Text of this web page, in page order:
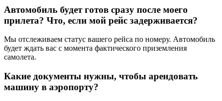
Автомобиль будет готов сразу после моего
прилета? Что, если мой рейс задерживается?
Мы отслеживаем статус вашего рейса по номеру. Автомобиль
будет ждать вас с момента фактического приземления
самолета.
Какие документы нужны, чтобы арендовать
машину в аэропорту?